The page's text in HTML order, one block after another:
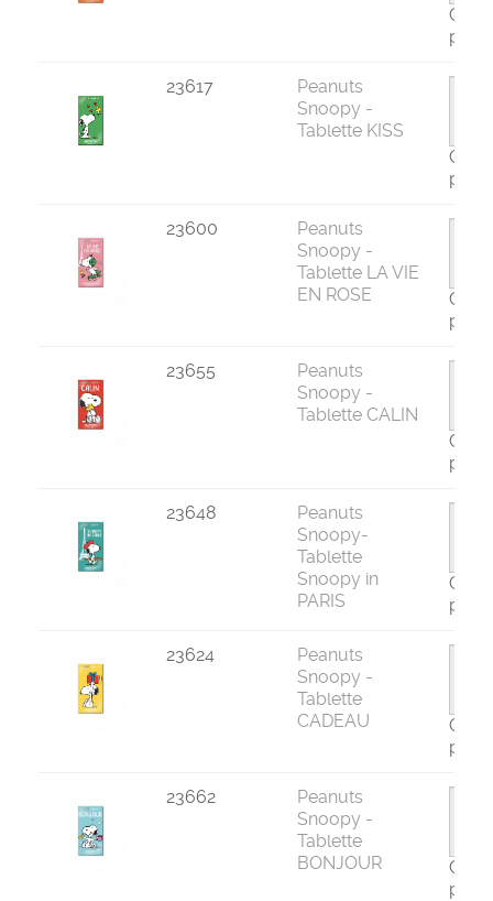
par
23617
Peanuts
Snoopy -
Tablette KISS
par
23600
Peanuts
Snoopy -
Tablette LA VIE
EN ROSE
par
23655
Peanuts
Snoopy -
Tablette CALIN
par
23648
Peanuts
Snoopy-
Tablette
Snoopy in
PARIS
par
23624
Peanuts
Snoopy -
Tablette
CADEAU
par
23662
Peanuts
Snoopy -
Tablette
BONJOUR
par